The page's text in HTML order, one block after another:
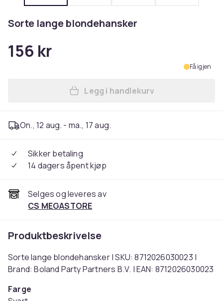
Sorte lange blondehansker
156 kr
Få igjen
Legg Sorte lange
Legg i handlekurv
On., 12 aug. - ma., 17 aug.
Sikker betaling
14 dagers åpent kjøp
Selges og leveres av
CS MEGASTORE
Produktbeskrivelse
Sorte lange blondehansker | SKU: 8712026030023 |
Brand: Boland Party Partners B.V. | EAN: 8712026030023
Farge